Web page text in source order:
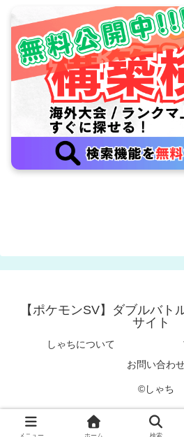
【ポケモンSV】ダブルバト
サイト
しゃちについて
お問い合わ
©︎しゃち
メニュー ホーム 検索